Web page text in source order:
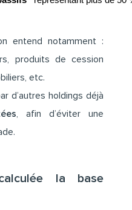
entend notamment :
produits de cession
etc.
d’autres holdings déjà
, afin d’éviter une
la base